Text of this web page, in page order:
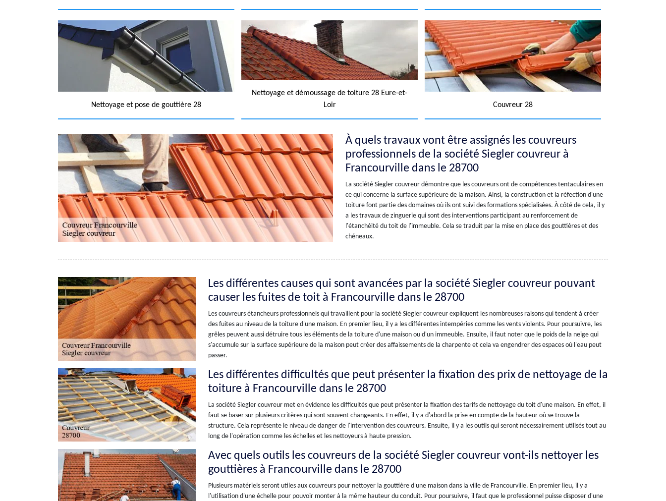
Nettoyage et pose de gouttière 28
Nettoyage et démoussage de toiture 28 Eure-et-
Loir
Couvreur 28
À quels travaux vont être assignés les couvreurs
professionnels de la société Siegler couvreur à
Francourville dans le 28700
La société Siegler couvreur démontre que les couvreurs ont de compétences tentaculaires en
ce qui concerne la surface supérieure de la maison. Ainsi, la construction et la réfection d'une
toiture font partie des domaines où ils ont suivi des formations spécialisées. À côté de cela, il y
a les travaux de zinguerie qui sont des interventions participant au renforcement de
l'étanchéité du toit de l'immeuble. Cela se traduit par la mise en place des gouttières et des
chéneaux.
Les différentes causes qui sont avancées par la société Siegler couvreur pouvant
causer les fuites de toit à Francourville dans le 28700
Les couvreurs étancheurs professionnels qui travaillent pour la société Siegler couvreur expliquent les nombreuses raisons qui tendent à créer
des fuites au niveau de la toiture d'une maison. En premier lieu, il y a les différentes intempéries comme les vents violents. Pour poursuivre, les
grêles peuvent aussi détruire tous les éléments de la toiture d'une maison ou d'un immeuble. Ensuite, il faut noter que le poids de la neige qui
s'accumule sur la surface supérieure de la maison peut créer des affaissements de la charpente et cela va engendrer des espaces où l'eau peut
passer.
Les différentes difficultés que peut présenter la fixation des prix de nettoyage de la
toiture à Francourville dans le 28700
La société Siegler couvreur met en évidence les difficultés que peut présenter la fixation des tarifs de nettoyage du toit d'une maison. En effet, il
faut se baser sur plusieurs critères qui sont souvent changeants. En effet, il y a d'abord la prise en compte de la hauteur où se trouve la
structure. Cela représente le niveau de danger de l'intervention des couvreurs. Ensuite, il y a les outils qui seront nécessairement utilisés tout au
long de l'opération comme les échelles et les nettoyeurs à haute pression.
Avec quels outils les couvreurs de la société Siegler couvreur vont-ils nettoyer les
gouttières à Francourville dans le 28700
Plusieurs matériels seront utiles aux couvreurs pour nettoyer la gouttière d'une maison dans la ville de Francourville. En premier lieu, il y a
l'utilisation d'une échelle pour pouvoir monter à la même hauteur du conduit. Pour poursuivre, il faut que le professionnel puisse disposer d'une